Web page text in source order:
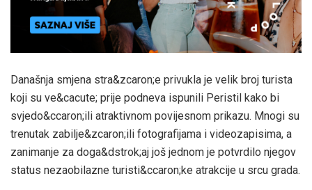
Današnja smjena stra&zcaron;e privukla je velik broj turista
koji su ve&cacute; prije podneva ispunili Peristil kako bi
svjedo&ccaron;ili atraktivnom povijesnom prikazu. Mnogi su
trenutak zabilje&zcaron;ili fotografijama i videozapisima, a
zanimanje za doga&dstrok;aj još jednom je potvrdilo njegov
status nezaobilazne turisti&ccaron;ke atrakcije u srcu grada.